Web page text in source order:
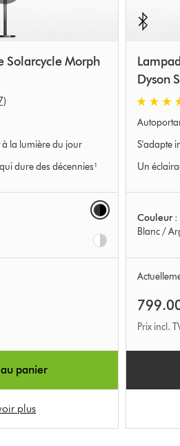
Solarcycle Morph
la lumière du jour
dure des décennies¹
Options
panier
plus
Dyson
5.0 stars
S'adapte
Un
Couleur :
Blanc /
Prix incl.